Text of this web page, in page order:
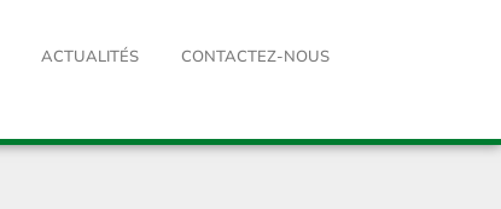
ACTUALITÉS CONTACTEZ-NOUS